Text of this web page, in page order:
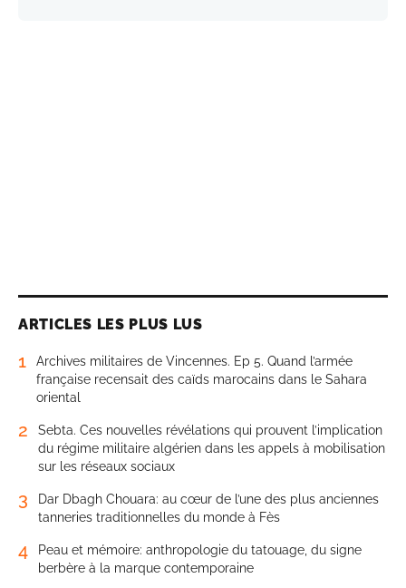
ARTICLES LES PLUS LUS
1
Archives militaires de Vincennes. Ep 5. Quand l’armée
française recensait des caïds marocains dans le Sahara
oriental
2
Sebta. Ces nouvelles révélations qui prouvent l’implication
du régime militaire algérien dans les appels à mobilisation
sur les réseaux sociaux
3
Dar Dbagh Chouara: au cœur de l’une des plus anciennes
tanneries traditionnelles du monde à Fès
4
Peau et mémoire: anthropologie du tatouage, du signe
berbère à la marque contemporaine